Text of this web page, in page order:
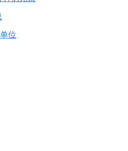
位